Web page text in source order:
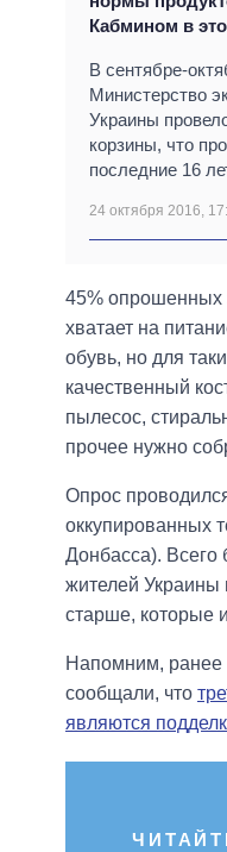
Кабмином в
В сентябре-
Министерство
Украины
корзины, что
последние 16
24 октября 2016,
45% опрошенных
хватает на
обувь, но для
качественный
пылесос,
прочее нужно
Опрос
оккупированных
Донбасса).
жителей Украины
старше, которые
Напомним, ранее
сообщали, что
являются